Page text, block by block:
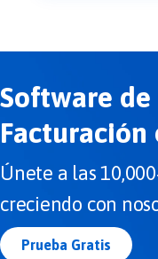
Software de
Facturación
Únete a las
creciendo con
Prueba Gratis